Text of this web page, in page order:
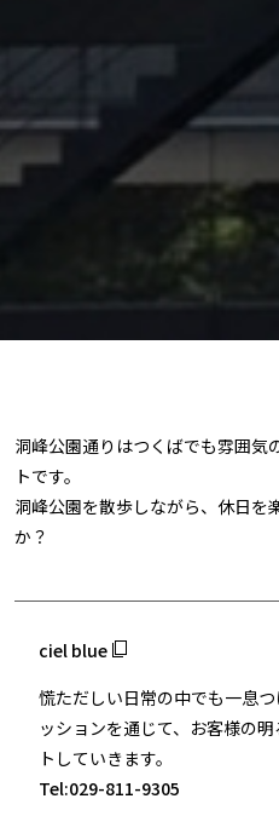
洞峰公園通りはつくばでも雰囲気
トです。
洞峰公園を散歩しながら、休日を
か？
ciel blue
慌ただしい日常の中でも一息
ッションを通じて、お客様の
トしていきます。
Tel:029-811-9305